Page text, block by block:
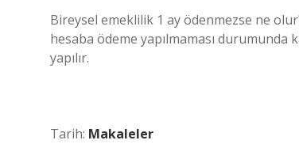
Bireysel emeklilik 1 ay ödenmezse ne
hesaba ödeme yapılmaması
yapılır.
Tarih: Makaleler